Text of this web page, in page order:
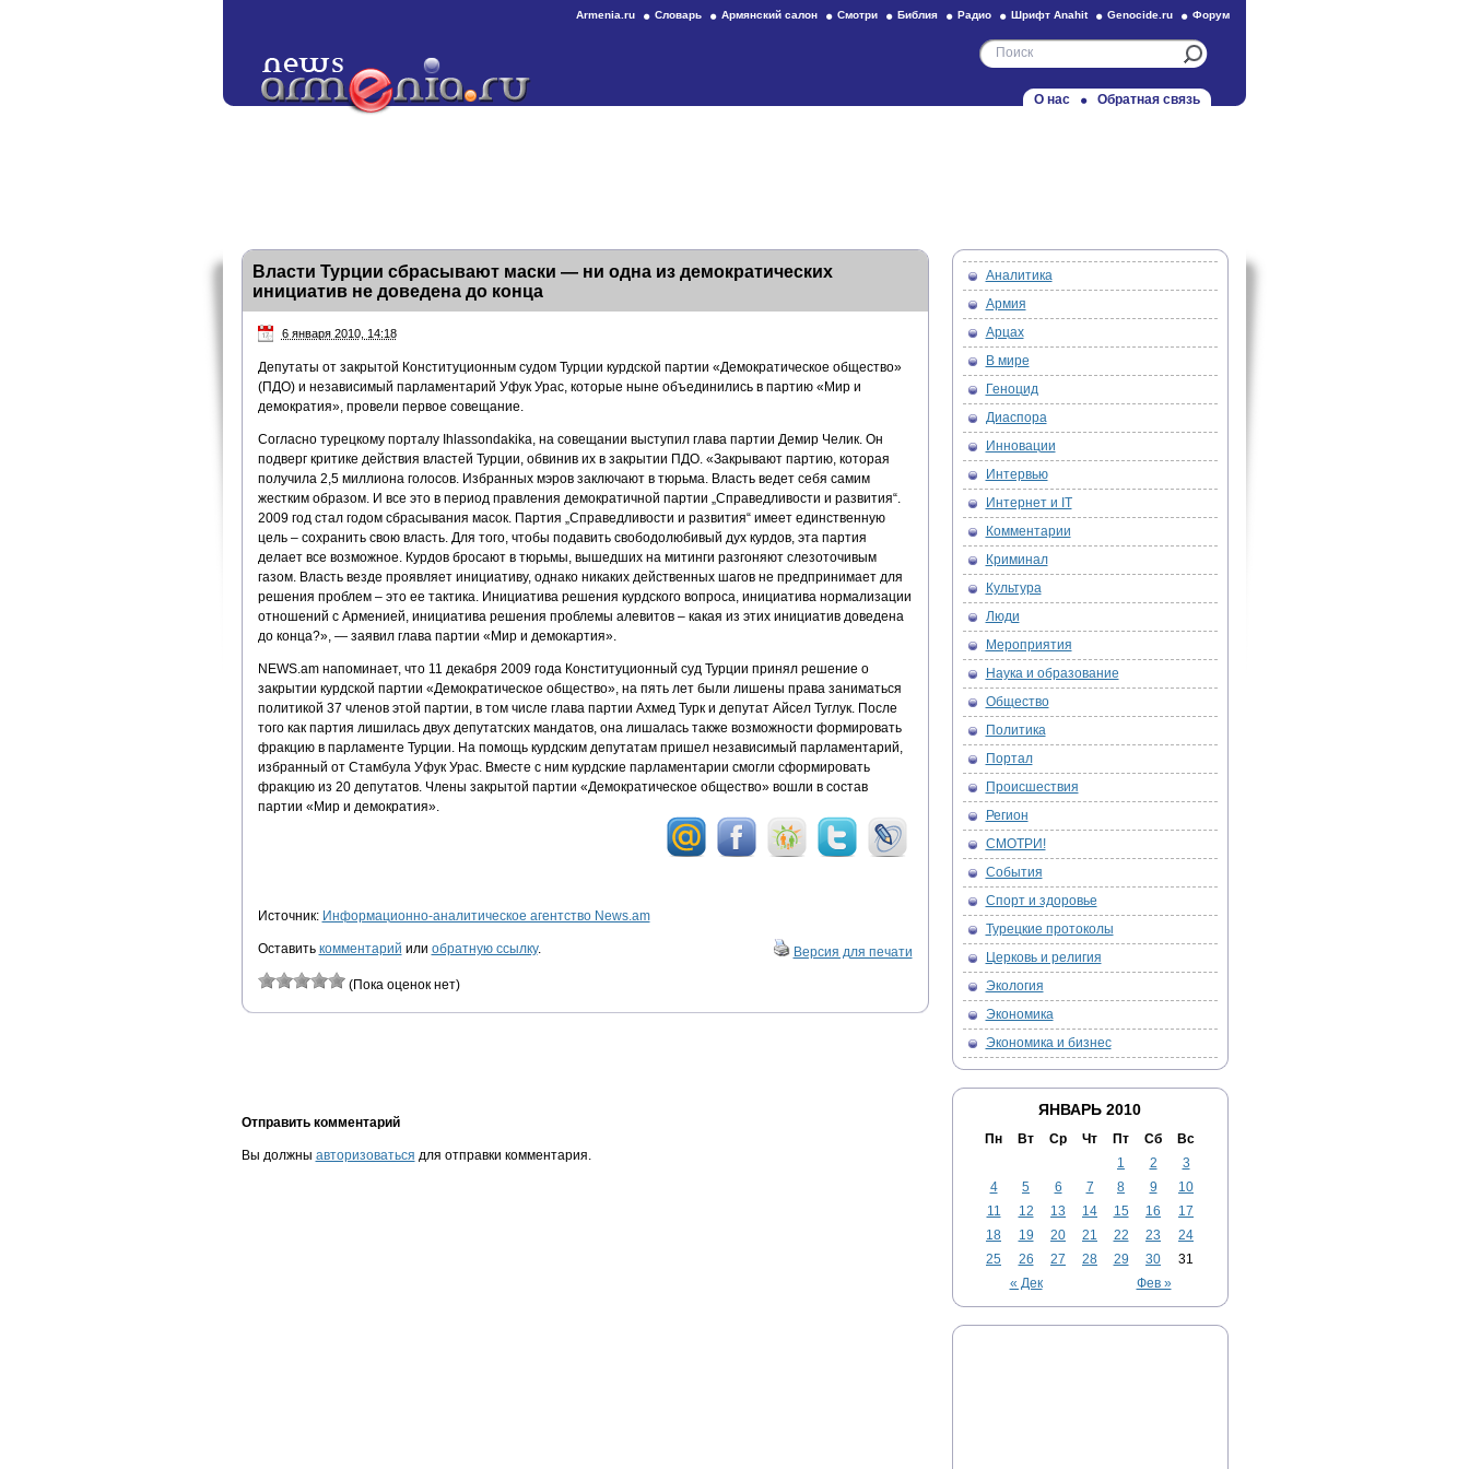
Armenia.ru Словарь Армянский салон Смотри Библия Радио Шрифт Anahit Genocide.ru Форум
О нас Обратная связь
Власти Турции сбрасывают маски — ни одна из демократических
инициатив не доведена до конца
6 января 2010, 14:18
Депутаты от закрытой Конституционным судом Турции курдской партии «Демократическое общество»
(ПДО) и независимый парламентарий Уфук Урас, которые ныне объединились в партию «Мир и
демократия», провели первое совещание.
Согласно турецкому порталу Ihlassondakika, на совещании выступил глава партии Демир Челик. Он
подверг критике действия властей Турции, обвинив их в закрытии ПДО. «Закрывают партию, которая
получила 2,5 миллиона голосов. Избранных мэров заключают в тюрьма. Власть ведет себя самим
жестким образом. И все это в период правления демократичной партии „Справедливости и развития“.
2009 год стал годом сбрасывания масок. Партия „Справедливости и развития“ имеет единственную
цель – сохранить свою власть. Для того, чтобы подавить свободолюбивый дух курдов, эта партия
делает все возможное. Курдов бросают в тюрьмы, вышедших на митинги разгоняют слезоточивым
газом. Власть везде проявляет инициативу, однако никаких действенных шагов не предпринимает для
решения проблем – это ее тактика. Инициатива решения курдского вопроса, инициатива нормализации
отношений с Арменией, инициатива решения проблемы алевитов – какая из этих инициатив доведена
до конца?», — заявил глава партии «Мир и демокартия».
NEWS.am напоминает, что 11 декабря 2009 года Конституционный суд Турции принял решение о
закрытии курдской партии «Демократическое общество», на пять лет были лишены права заниматься
политикой 37 членов этой партии, в том числе глава партии Ахмед Турк и депутат Айсел Туглук. После
того как партия лишилась двух депутатских мандатов, она лишалась также возможности формировать
фракцию в парламенте Турции. На помощь курдским депутатам пришел независимый парламентарий,
избранный от Стамбула Уфук Урас. Вместе с ним курдские парламентарии смогли сформировать
фракцию из 20 депутатов. Члены закрытой партии «Демократическое общество» вошли в состав
партии «Мир и демократия».
Источник: Информационно-аналитическое агентство News.am
Оставить комментарий или обратную ссылку. Версия для печати
(Пока оценок нет)
Отправить комментарий
Вы должны авторизоваться для отправки комментария.
Аналитика
Армия
Арцах
В мире
Геноцид
Диаспора
Инновации
Интервью
Интернет и IT
Комментарии
Криминал
Культура
Люди
Мероприятия
Наука и образование
Общество
Политика
Портал
Происшествия
Регион
СМОТРИ!
События
Спорт и здоровье
Турецкие протоколы
Церковь и религия
Экология
Экономика
Экономика и бизнес
ЯНВАРЬ 2010
Пн Вт Ср Чт Пт Сб Вс
« Дек Фев »
1 2
3
4
5 6 7 8 9
10
11
12 13 14 15 16
17
18
19 20 21 22 23
24
25
26 27 28 29 30 31